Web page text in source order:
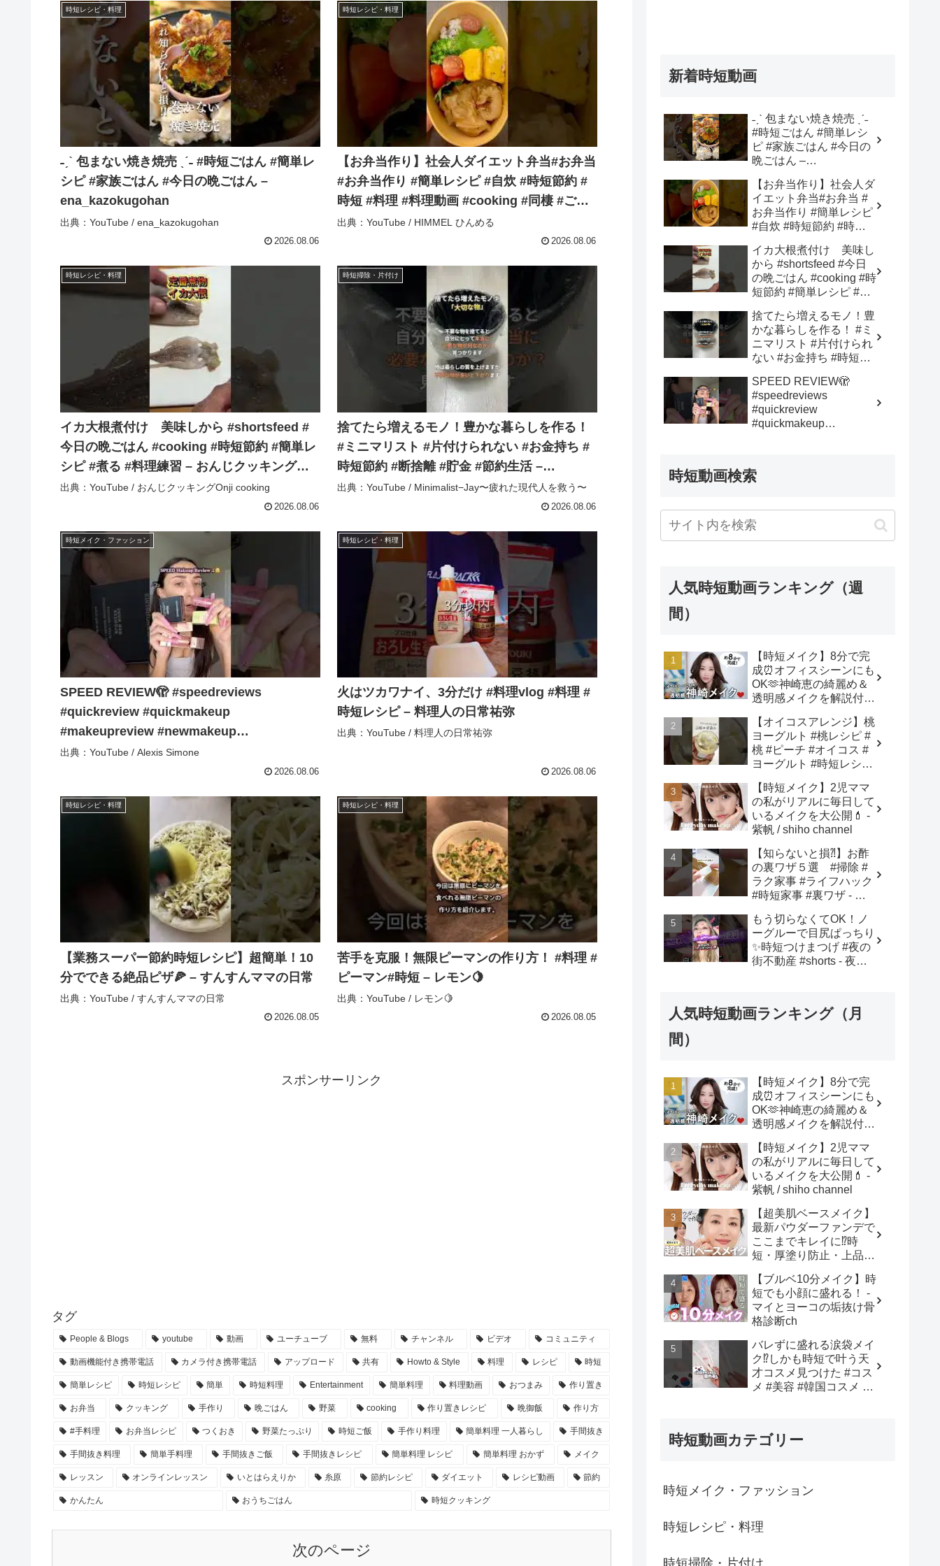
時短レシピ・料理
˗ˏˋ 包まない焼き焼売 ˎˊ˗ #時短ごはん #簡単レ
シピ #家族ごはん #今日の晩ごはん –
ena_kazokugohan
出典：YouTube / ena_kazokugohan
2026.08.06
時短レシピ・料理
【お弁当作り】社会人ダイエット弁当#お弁当
#お弁当作り #簡単レシピ #自炊 #時短節約 #
時短 #料理 #料理動画 #cooking #同棲 #ご飯
#lunch #社会人 #ダイエット – HIMMEL ひん
出典：YouTube / HIMMEL ひんめる
2026.08.06
時短レシピ・料理
イカ大根煮付け 美味しから #shortsfeed #
今日の晩ごはん #cooking #時短節約 #簡単レ
シピ #煮る #料理練習 – おんじクッキング
Onji cooking
出典：YouTube / おんじクッキングOnji cooking
2026.08.06
時短掃除・片付け
捨てたら増えるモノ！豊かな暮らしを作る！
#ミニマリスト #片付けられない #お金持ち #
時短節約 #断捨離 #貯金 #節約生活 –
Minimalist−Jay〜疲れた現代人を救う〜
出典：YouTube / Minimalist−Jay〜疲れた現代人を救う〜
2026.08.06
時短メイク・ファッション
SPEED REVIEW🫣 #speedreviews
#quickreview #quickmakeup
#makeupreview #newmakeup
#drugstoremakeup – Alexis Simone
出典：YouTube / Alexis Simone
2026.08.06
時短レシピ・料理
火はツカワナイ、3分だけ #料理vlog #料理 #
時短レシピ – 料理人の日常祐弥
出典：YouTube / 料理人の日常祐弥
2026.08.06
時短レシピ・料理
【業務スーパー節約時短レシピ】超簡単！10
分でできる絶品ピザ🍕 – すんすんママの日常
出典：YouTube / すんすんママの日常
2026.08.05
時短レシピ・料理
苦手を克服！無限ピーマンの作り方！ #料理 #
ピーマン#時短 – レモン🍋
出典：YouTube / レモン🍋
2026.08.05
スポンサーリンク
タグ
People & Blogs youtube 動画 ユーチューブ 無料 チャンネル ビデオ コミュニティ
動画機能付き携帯電話 カメラ付き携帯電話 アップロード 共有 Howto & Style 料理 レシピ 時短
簡単レシピ 時短レシピ 簡単 時短料理 Entertainment 簡単料理 料理動画 おつまみ 作り置き
お弁当 クッキング 手作り 晩ごはん 野菜 cooking 作り置きレシピ 晩御飯 作り方
#手料理 お弁当レシピ つくおき 野菜たっぷり 時短ご飯 手作り料理 簡単料理 一人暮らし 手間抜き
手間抜き料理 簡単手料理 手間抜きご飯 手間抜きレシピ 簡単料理 レシピ 簡単料理 おかず メイク
レッスン オンラインレッスン いとはらえりか 糸原 節約レシピ ダイエット レシピ動画 節約
かんたん おうちごはん 時短クッキング
次のページ
新着時短動画
˗ˏˋ 包まない焼き焼売 ˎˊ˗
#時短ごはん #簡単レシ
ピ #家族ごはん #今日の
晩ごはん –
【お弁当作り】社会人ダ
イエット弁当#お弁当 #
お弁当作り #簡単レシピ
#自炊 #時短節約 #時短 #
#同棲 #ご飯 #lunch #社
会人 #ダイエット –
HIMMEL ひんめる
イカ大根煮付け 美味し
から #shortsfeed #今日
の晩ごはん #cooking #時
短節約 #簡単レシピ #煮
ッキングOnji cooking
捨てたら増えるモノ！豊
かな暮らしを作る！ #ミ
ニマリスト #片付けられ
ない #お金持ち #時短節
生活 – Minimalist−Jay〜
疲れた現代人を救う〜
SPEED REVIEW🫣
#speedreviews
#quickreview
#quickmakeup
Alexis Simone
時短動画検索
人気時短動画ランキング（週
間）
【時短メイク】8分で完
成⏰オフィスシーンにも
OK🫶神崎恵の綺麗め＆
透明感メイクを解説付き
恵 / Megumi Kanzaki
【オイコスアレンジ】桃
ヨーグルト #桃レシピ #
桃 #ピーチ #オイコス #
ヨーグルト #時短レシピ
作り #おやつ #簡単レシ
ピ #sweets #shorts - ぶ
どう農家cooking(BOTTA
SWEETS)
【時短メイク】2児ママ
の私がリアルに毎日して
いるメイクを大公開💄 -
紫帆 / shiho channel
【知らないと損⁈】お酢
の裏ワザ５選 #掃除 #
ラク家事 #ライフハック
#時短家事 #裏ワザ - さ
ラク家事ハック
もう切らなくてOK！ノ
ーグルーで目尻ぱっちり
✨時短つけまつげ #夜の
街不動産 #shorts - 夜の
人気時短動画ランキング（月
間）
【時短メイク】8分で完
成⏰オフィスシーンにも
OK🫶神崎恵の綺麗め＆
透明感メイクを解説付き
恵 / Megumi Kanzaki
【時短メイク】2児ママ
の私がリアルに毎日して
いるメイクを大公開💄 -
紫帆 / shiho channel
【超美肌ベースメイク】
最新パウダーファンデで
ここまでキレイに⁉️時
短・厚塗り防止・上品仕
かおり直伝！おすすめア
イテム✕プロの“失敗しな
い塗り方”を徹底解説💡 -
長井かおり | おしゃべり
メイクBOX
【ブルベ10分メイク】時
短でも小顔に盛れる！ -
マイとヨーコの垢抜け骨
格診断ch
バレずに盛れる涙袋メイ
ク⁉︎しかも時短で叶う天
才コスメ見つけた #コス
メ #美容 #韓国コスメ #
時短動画カテゴリー
時短メイク・ファッション
時短レシピ・料理
時短掃除・片付け